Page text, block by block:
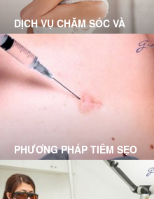
DỊCH VỤ CHĂM SÓC VÀ
ĐIỀU TRỊ TẠI PHÒNG
KHÁM DA LIỄU GRACE
SKINCARE CLINIC
PHƯƠNG PHÁP TIÊM SẸO
LỒI DO BÁC SĨ DA LIỄU
THỰC HIỆN